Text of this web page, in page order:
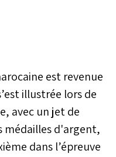
est revenue
illustrée lors de
avec un jet de
médailles d'argent,
dans l’épreuve